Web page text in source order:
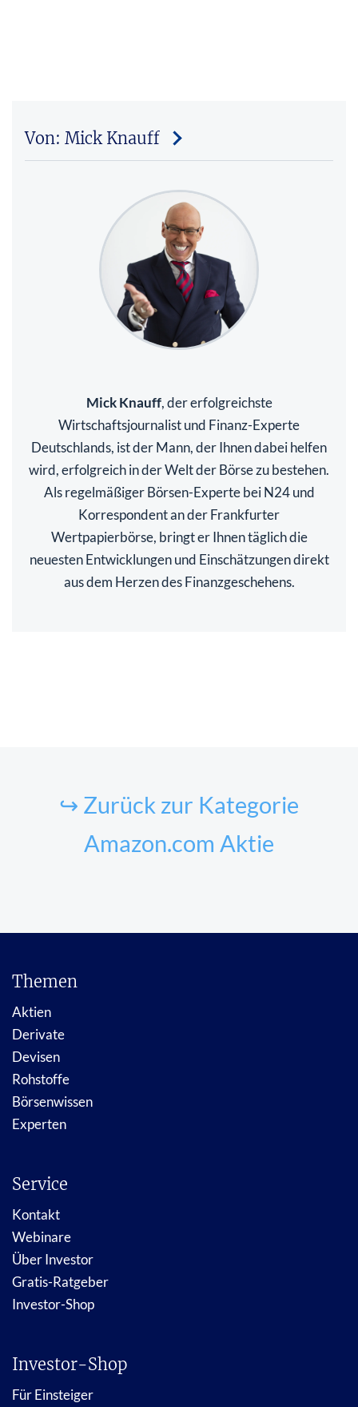
Von: Mick Knauff
Mick Knauff, der erfolgreichste
Wirtschaftsjournalist und Finanz-Experte
Deutschlands, ist der Mann, der Ihnen dabei helfen
wird, erfolgreich in der Welt der Börse zu bestehen.
Als regelmäßiger Börsen-Experte bei N24 und
Korrespondent an der Frankfurter
Wertpapierbörse, bringt er Ihnen täglich die
neuesten Entwicklungen und Einschätzungen direkt
aus dem Herzen des Finanzgeschehens.
↪ Zurück zur Kategorie
Amazon.com Aktie
Themen
Aktien
Derivate
Devisen
Rohstoffe
Börsenwissen
Experten
Service
Kontakt
Webinare
Über Investor
Gratis-Ratgeber
Investor-Shop
Investor-Shop
Für Einsteiger